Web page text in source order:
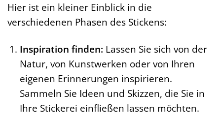
Hier ist ein kleiner Einblick in die
verschiedenen Phasen des Stickens:
Inspiration finden: Lassen Sie sich von der
Natur, von Kunstwerken oder von Ihren
eigenen Erinnerungen inspirieren.
Sammeln Sie Ideen und Skizzen, die Sie in
Ihre Stickerei einfließen lassen möchten.